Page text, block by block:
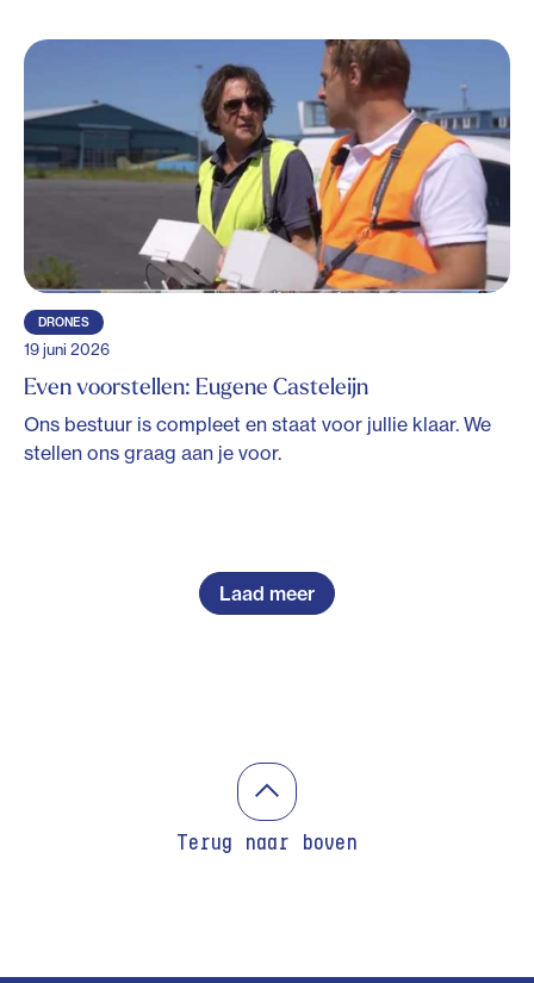
DRONES
19 juni 2026
Even voorstellen: Eugene Casteleijn
Ons bestuur is compleet en staat voor jullie klaar. We
stellen ons graag aan je voor.
Laad meer
Terug naar boven